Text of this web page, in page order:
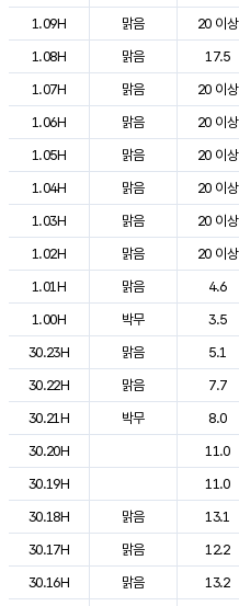
1.09H
맑음 20 이상
1.08H
맑음 17.5
1.07H
맑음 20 이상
1.06H
맑음 20 이상
1.05H
맑음 20 이상
1.04H
맑음 20 이상
1.03H
맑음 20 이상
1.02H
맑음 20 이상
1.01H
맑음 4.6
1.00H
박무 3.5
30.23H
맑음 5.1
30.22H
맑음 7.7
30.21H
박무 8.0
30.20H
11.0
30.19H
11.0
30.18H
맑음 13.1
30.17H
맑음 12.2
30.16H
맑음 13.2